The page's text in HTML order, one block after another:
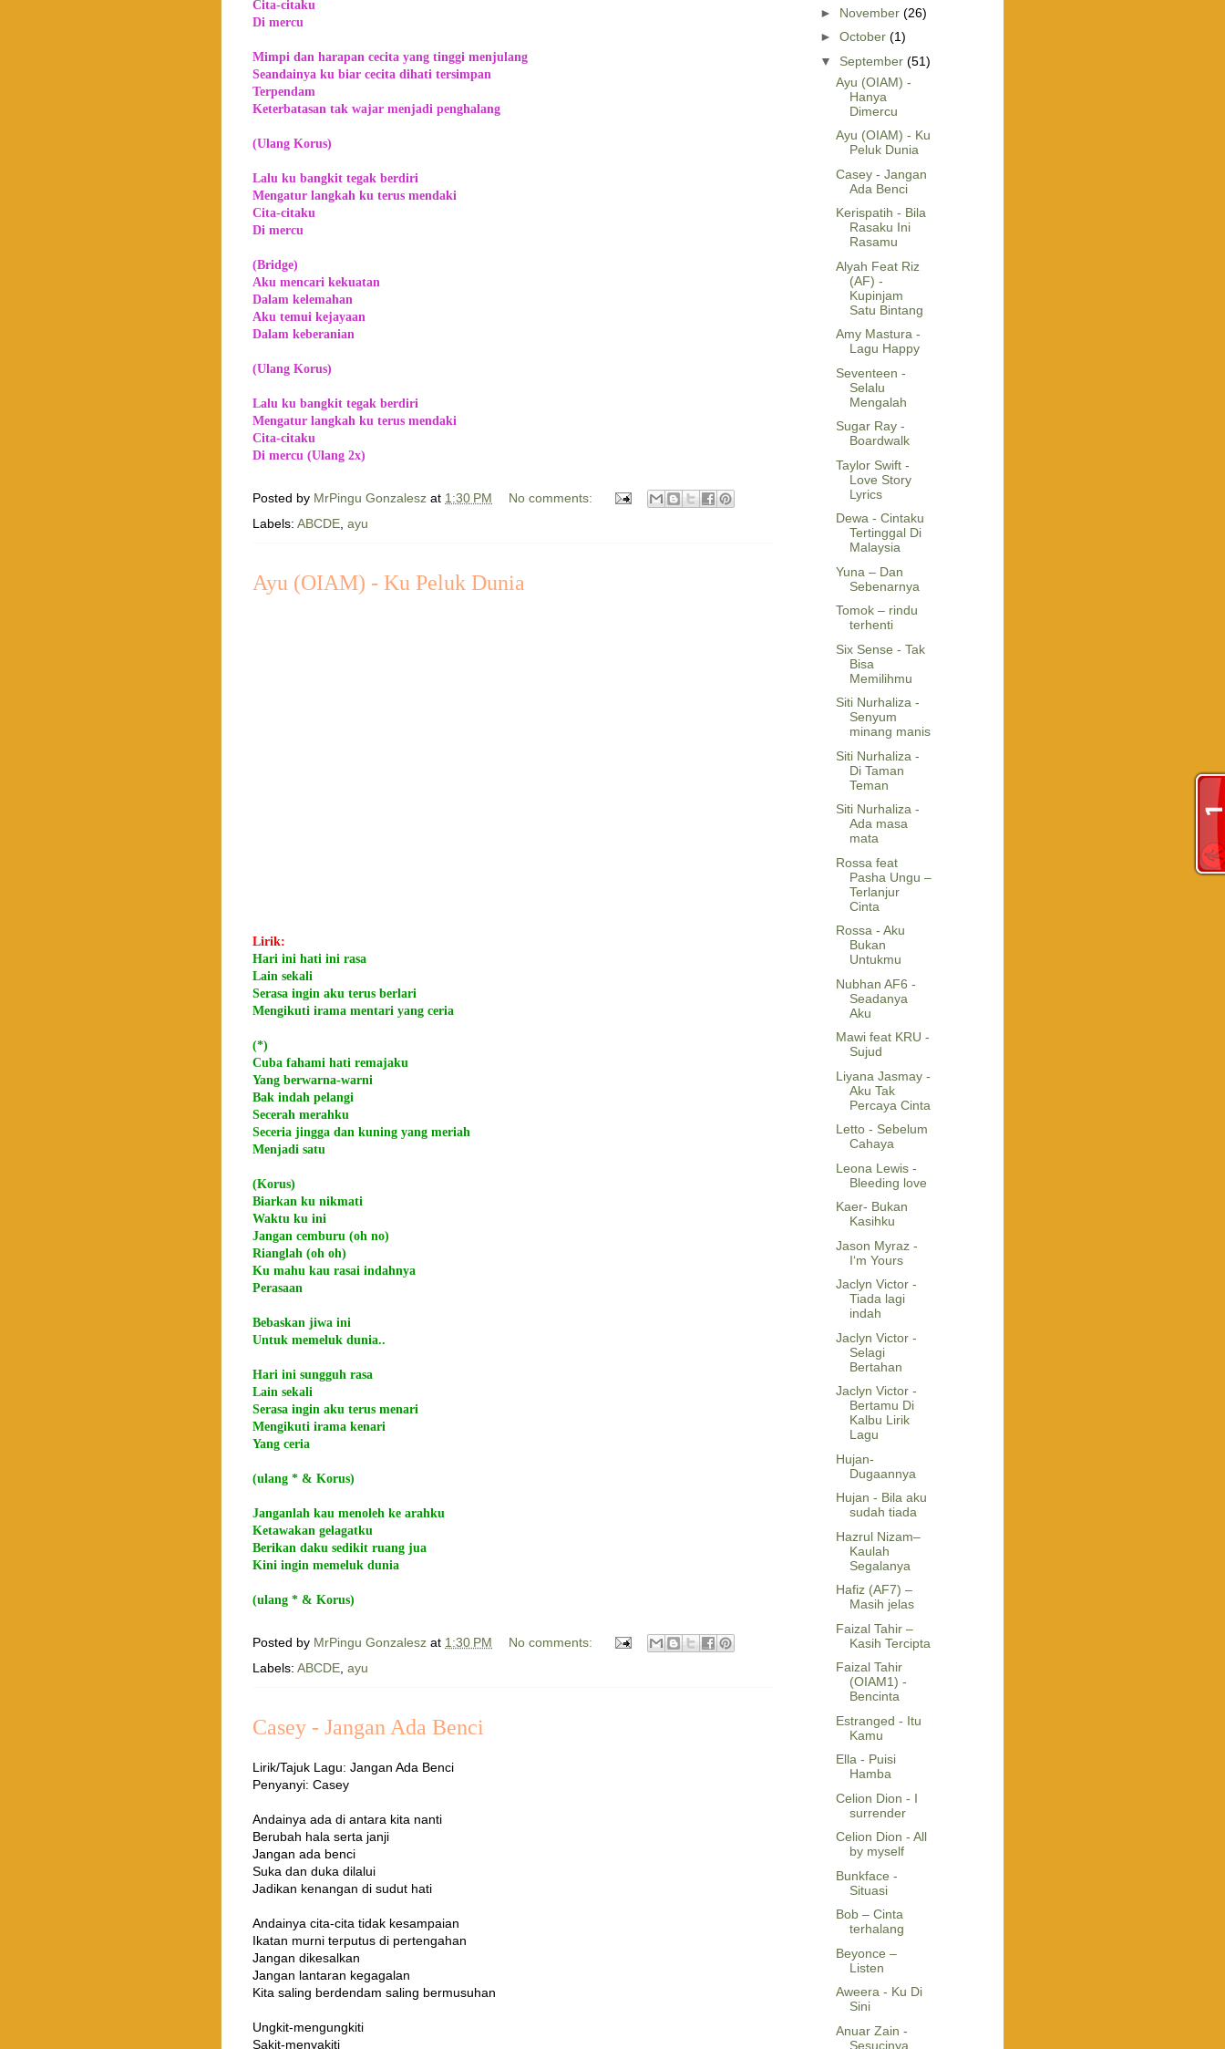
Cita-citaku
Di mercu
Mimpi dan harapan cecita yang tinggi menjulang
Seandainya ku biar cecita dihati tersimpan
Terpendam
Keterbatasan tak wajar menjadi penghalang
(Ulang Korus)
Lalu ku bangkit tegak berdiri
Mengatur langkah ku terus mendaki
Cita-citaku
Di mercu
(Bridge)
Aku mencari kekuatan
Dalam kelemahan
Aku temui kejayaan
Dalam keberanian
(Ulang Korus)
Lalu ku bangkit tegak berdiri
Mengatur langkah ku terus mendaki
Cita-citaku
Di mercu (Ulang 2x)
Posted by MrPingu Gonzalesz at 1:30 PM
No comments:
Labels: ABCDE, ayu
Ayu (OIAM) - Ku Peluk Dunia
Lirik:
Hari ini hati ini rasa
Lain sekali
Serasa ingin aku terus berlari
Mengikuti irama mentari yang ceria
(*)
Cuba fahami hati remajaku
Yang berwarna-warni
Bak indah pelangi
Secerah merahku
Seceria jingga dan kuning yang meriah
Menjadi satu
(Korus)
Biarkan ku nikmati
Waktu ku ini
Jangan cemburu (oh no)
Rianglah (oh oh)
Ku mahu kau rasai indahnya
Perasaan
Bebaskan jiwa ini
Untuk memeluk dunia..
Hari ini sungguh rasa
Lain sekali
Serasa ingin aku terus menari
Mengikuti irama kenari
Yang ceria
(ulang * & Korus)
Janganlah kau menoleh ke arahku
Ketawakan gelagatku
Berikan daku sedikit ruang jua
Kini ingin memeluk dunia
(ulang * & Korus)
Posted by MrPingu Gonzalesz at 1:30 PM
No comments:
Labels: ABCDE, ayu
Casey - Jangan Ada Benci
Lirik/Tajuk Lagu: Jangan Ada Benci
Penyanyi: Casey
Andainya ada di antara kita nanti
Berubah hala serta janji
Jangan ada benci
Suka dan duka dilalui
Jadikan kenangan di sudut hati
Andainya cita-cita tidak kesampaian
Ikatan murni terputus di pertengahan
Jangan dikesalkan
Jangan lantaran kegagalan
Kita saling berdendam saling bermusuhan
Ungkit-mengungkiti
Sakit-menyakiti
► November (26)
► October (1)
▼ September (51)
Ayu (OIAM) -
Hanya
Dimercu
Ayu (OIAM) - Ku
Peluk Dunia
Casey - Jangan
Ada Benci
Kerispatih - Bila
Rasaku Ini
Rasamu
Alyah Feat Riz
(AF) -
Kupinjam
Satu Bintang
Amy Mastura -
Lagu Happy
Seventeen -
Selalu
Mengalah
Sugar Ray -
Boardwalk
Taylor Swift -
Love Story
Lyrics
Dewa - Cintaku
Tertinggal Di
Malaysia
Yuna – Dan
Sebenarnya
Tomok – rindu
terhenti
Six Sense - Tak
Bisa
Memilihmu
Siti Nurhaliza -
Senyum
minang manis
Siti Nurhaliza -
Di Taman
Teman
Siti Nurhaliza -
Ada masa
mata
Rossa feat
Pasha Ungu –
Terlanjur
Cinta
Rossa - Aku
Bukan
Untukmu
Nubhan AF6 -
Seadanya
Aku
Mawi feat KRU -
Sujud
Liyana Jasmay -
Aku Tak
Percaya Cinta
Letto - Sebelum
Cahaya
Leona Lewis -
Bleeding love
Kaer- Bukan
Kasihku
Jason Myraz -
I‘m Yours
Jaclyn Victor -
Tiada lagi
indah
Jaclyn Victor -
Selagi
Bertahan
Jaclyn Victor -
Bertamu Di
Kalbu Lirik
Lagu
Hujan-
Dugaannya
Hujan - Bila aku
sudah tiada
Hazrul Nizam–
Kaulah
Segalanya
Hafiz (AF7) –
Masih jelas
Faizal Tahir –
Kasih Tercipta
Faizal Tahir
(OIAM1) -
Bencinta
Estranged - Itu
Kamu
Ella - Puisi
Hamba
Celion Dion - I
surrender
Celion Dion - All
by myself
Bunkface -
Situasi
Bob – Cinta
terhalang
Beyonce –
Listen
Aweera - Ku Di
Sini
Anuar Zain -
Sesucinya